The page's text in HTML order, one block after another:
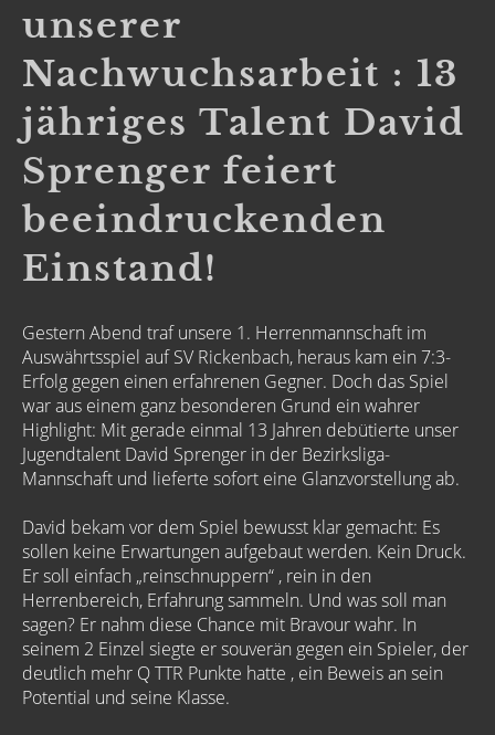
unserer
Nachwuchsarbeit : 13
jähriges Talent David
Sprenger feiert
beeindruckenden
Einstand!
Gestern Abend traf unsere 1. Herrenmannschaft im
Auswährtsspiel auf SV Rickenbach, heraus kam ein 7:3-
Erfolg gegen einen erfahrenen Gegner. Doch das Spiel
war aus einem ganz besonderen Grund ein wahrer
Highlight: Mit gerade einmal 13 Jahren debütierte unser
Jugendtalent David Sprenger in der Bezirksliga-
Mannschaft und lieferte sofort eine Glanzvorstellung ab.
David bekam vor dem Spiel bewusst klar gemacht: Es
sollen keine Erwartungen aufgebaut werden. Kein Druck.
Er soll einfach „reinschnuppern“ , rein in den
Herrenbereich, Erfahrung sammeln. Und was soll man
sagen? Er nahm diese Chance mit Bravour wahr. In
seinem 2 Einzel siegte er souverän gegen ein Spieler, der
deutlich mehr Q TTR Punkte hatte , ein Beweis an sein
Potential und seine Klasse.